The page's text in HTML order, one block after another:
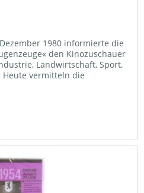
1980 informierte die
den Kinozuschauer
Landwirtschaft, Sport,
Heute vermitteln die